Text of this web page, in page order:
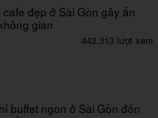
đẹp ở Sài Gòn gây ấn
gian
443,313 lượt xem
buffet ngon ở Sài Gòn đốn